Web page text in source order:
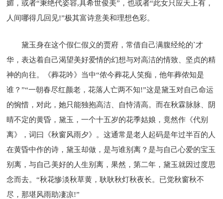
媚，或者“秉绝代姿容,具希世俊美”，也或者“此女只应天上有，
人间哪得几回见!”极其富诗意美和理想色彩。
黛玉身在这个假仁假义的贾府，常借自己满腹经纶的`才
华，表达着自己渴望美好爱情的幻想与对高洁的情致、坚贞的精
神的向往。《葬花吟》当中“侬今葬花人笑痴，他年葬侬知是
谁？”“一朝春尽红颜老，花落人亡两不知!”这是黛玉对自己命运
的惋惜，对此，她只能独抱高洁、自恃清高。而在秋霖脉脉、阴
晴不定的黄昏，黛玉，一个十五岁的花季姑娘，竟然作《代别
离》，词曰《秋窗风雨夕》。这通常是老人起码是年过半百的人
在黄昏中作的诗，黛玉却做，是与谁别离？是与自己心爱的宝玉
别离，与自己美好的人生别离，果然，第二年，黛玉就因过度思
念而去。“秋花惨淡秋草黄，耿耿秋灯秋夜长。已觉秋窗秋不
尽，那堪风雨助凄凉!”